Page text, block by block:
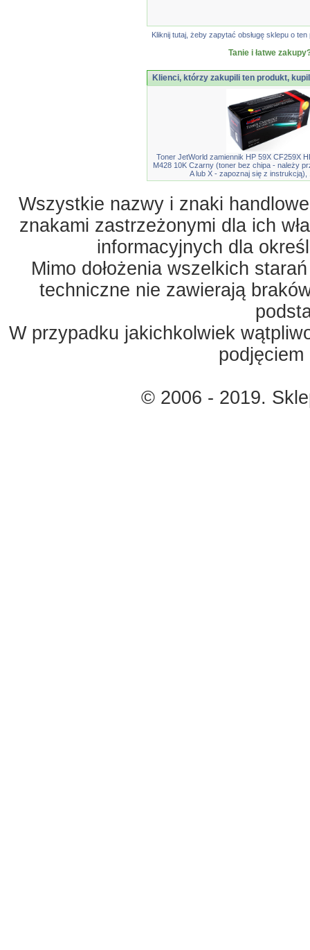
Kliknij tutaj, żeby zapytać obsługę sklepu o
Tanie i łatwe
Klienci, którzy zakupili ten produkt,
Toner JetWorld zamiennik HP 59X CF259X
M428 10K Czarny (toner bez chipa - należy
A lub X - zapoznaj się z instrukcją),
Wszystkie nazwy i znaki
znakami zastrzeżonymi dla ich
informacyjnych dla
Mimo dołożenia wszelkich
techniczne nie zawierają
W przypadku jakichkolwiek
© 2006 - 2019.